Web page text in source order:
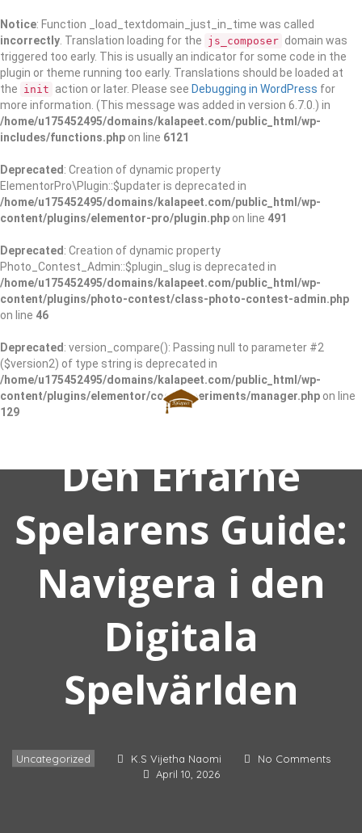
Notice: Function _load_textdomain_just_in_time was called
incorrectly . Translation loading for the js_composer domain was
triggered too early. This is usually an indicator for some code in the
plugin or theme running too early. Translations should be loaded at
the init action or later. Please see Debugging in WordPress for
more information. (This message was added in version 6.7.0.) in
/home/u175452495/domains/kalapeet.com/public_html/wp-
includes/functions.php on line 6121
Deprecated : Creation of dynamic property
ElementorPro\Plugin::$updater is deprecated in
/home/u175452495/domains/kalapeet.com/public_html/wp-
content/plugins/elementor-pro/plugin.php on line 491
Deprecated : Creation of dynamic property
Photo_Contest_Admin::$plugin_slug is deprecated in
/home/u175452495/domains/kalapeet.com/public_html/wp-
content/plugins/photo-contest/class-photo-contest-admin.php
on line 46
Deprecated : version_compare(): Passing null to parameter #2
($version2) of type string is deprecated in
/home/u175452495/domains/kalapeet.com/public_html/wp-
content/plugins/elementor/core/experiments/manager.php on line
129
Den Erfarne
Spelarens Guide:
Navigera i den
Digitala
Spelvärlden
Uncategorized K.S Vijetha Naomi
No Comments
April 10, 2026